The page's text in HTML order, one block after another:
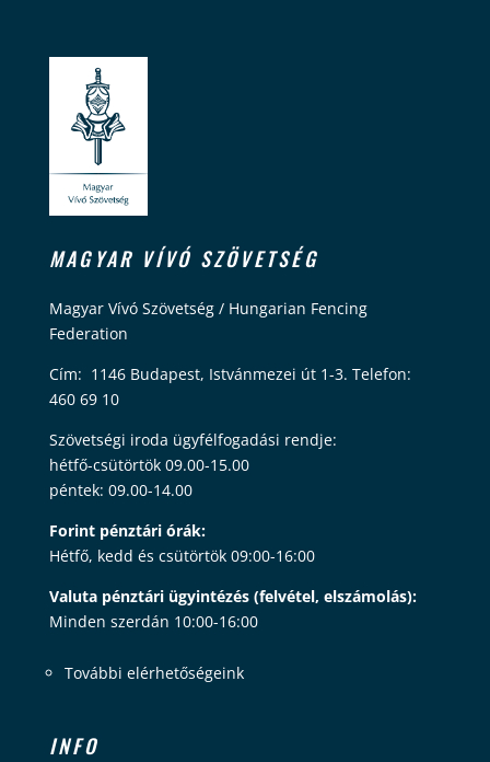
MAGYAR VÍVÓ SZÖVETSÉG
Magyar Vívó Szövetség / Hungarian Fencing
Federation
Cím: 1146 Budapest, Istvánmezei út 1-3. Telefon:
460 69 10
Szövetségi iroda ügyfélfogadási rendje:
hétfő-csütörtök 09.00-15.00
péntek: 09.00-14.00
Forint pénztári órák:
Hétfő, kedd és csütörtök 09:00-16:00
Valuta pénztári ügyintézés (felvétel, elszámolás):
Minden szerdán 10:00-16:00
További elérhetőségeink
INFO